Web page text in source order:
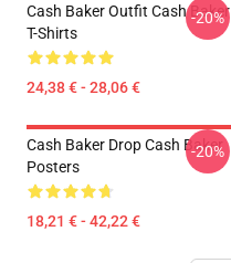
Cash Baker Outfit Cash Baker
T-Shirts
24,38 € - 28,06 €
-20%
Cash Baker Drop Cash Baker
Posters
18,21 € - 42,22 €
-20%